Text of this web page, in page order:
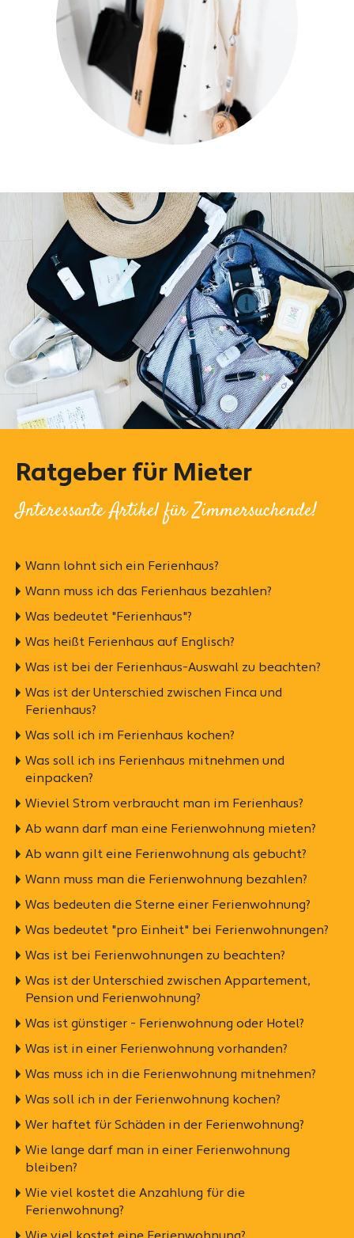
Ratgeber für Mieter
Interessante Artikel für Zimmersuchende!
Wann lohnt sich ein Ferienhaus?
Wann muss ich das Ferienhaus bezahlen?
Was bedeutet "Ferienhaus"?
Was heißt Ferienhaus auf Englisch?
Was ist bei der Ferienhaus-Auswahl zu beachten?
Was ist der Unterschied zwischen Finca und
Ferienhaus?
Was soll ich im Ferienhaus kochen?
Was soll ich ins Ferienhaus mitnehmen und
einpacken?
Wieviel Strom verbraucht man im Ferienhaus?
Ab wann darf man eine Ferienwohnung mieten?
Ab wann gilt eine Ferienwohnung als gebucht?
Wann muss man die Ferienwohnung bezahlen?
Was bedeuten die Sterne einer Ferienwohnung?
Was bedeutet "pro Einheit" bei Ferienwohnungen?
Was ist bei Ferienwohnungen zu beachten?
Was ist der Unterschied zwischen Appartement,
Pension und Ferienwohnung?
Was ist günstiger - Ferienwohnung oder Hotel?
Was ist in einer Ferienwohnung vorhanden?
Was muss ich in die Ferienwohnung mitnehmen?
Was soll ich in der Ferienwohnung kochen?
Wer haftet für Schäden in der Ferienwohnung?
Wie lange darf man in einer Ferienwohnung
bleiben?
Wie viel kostet die Anzahlung für die
Ferienwohnung?